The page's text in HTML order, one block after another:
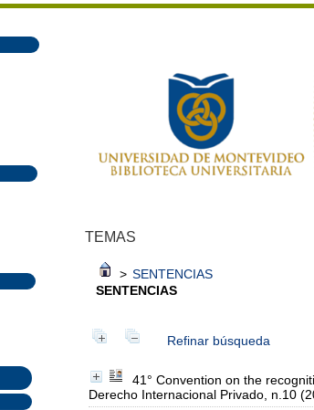
TEMAS
> SENTENCIAS
SENTENCIAS
Refinar búsqueda
41° Convention on the
Derecho Internacional Privado, n.10